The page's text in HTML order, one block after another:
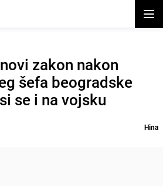
zakon nakon
šefa beogradske
se i na vojsku
Hina